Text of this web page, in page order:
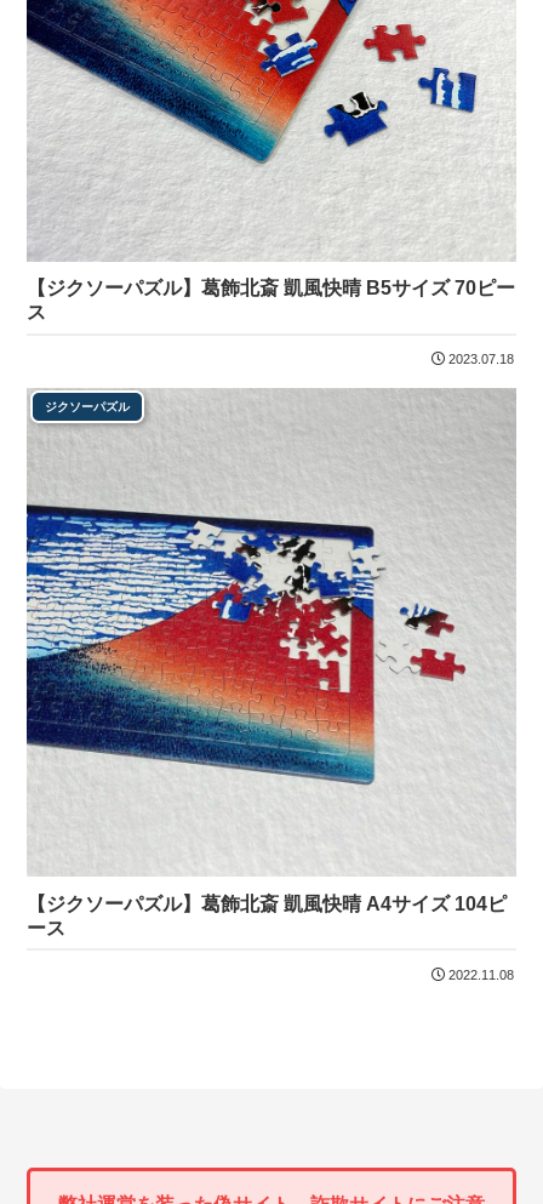
【ジクソーパズル】葛飾北斎 凱風快晴 B5サイズ 70ピー
ス
2023.07.18
ジクソーパズル
【ジクソーパズル】葛飾北斎 凱風快晴 A4サイズ 104ピ
ース
2022.11.08